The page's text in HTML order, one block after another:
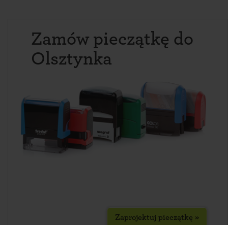
Zamów pieczątkę do
Olsztynka
Zaprojektuj pieczątkę »